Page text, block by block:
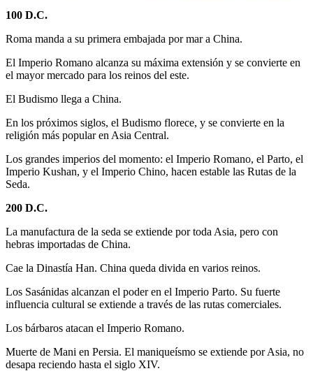
100 D.C.
Roma manda a su primera embajada por mar a China.
El Imperio Romano alcanza su máxima extensión y se convierte en
el mayor mercado para los reinos del este.
El Budismo llega a China.
En los próximos siglos, el Budismo florece, y se convierte en la
religión más popular en Asia Central.
Los grandes imperios del momento: el Imperio Romano, el Parto, el
Imperio Kushan, y el Imperio Chino, hacen estable las Rutas de la
Seda.
200 D.C.
La manufactura de la seda se extiende por toda Asia, pero con
hebras importadas de China.
Cae la Dinastía Han. China queda divida en varios reinos.
Los Sasánidas alcanzan el poder en el Imperio Parto. Su fuerte
influencia cultural se extiende a través de las rutas comerciales.
Los bárbaros atacan el Imperio Romano.
Muerte de Mani en Persia. El maniqueísmo se extiende por Asia, no
desapa reciendo hasta el siglo XIV.